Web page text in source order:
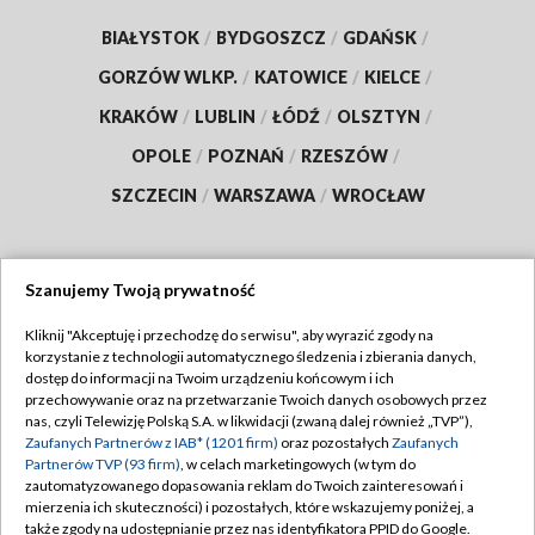
BIAŁYSTOK / BYDGOSZCZ / GDAŃSK /
GORZÓW WLKP. / KATOWICE / KIELCE /
KRAKÓW / LUBLIN / ŁÓDŹ / OLSZTYN /
OPOLE / POZNAŃ / RZESZÓW /
SZCZECIN / WARSZAWA / WROCŁAW
TVP
Abonament TVP
Emisja w TVP
Centrum informacji TVP
Naziemna Telewizja Cyfrowa
Regulamin TVP
Polityka prywatności
Moje zgody
Pomoc
Szanujemy Twoją prywatność
Kliknij "Akceptuję i przechodzę do serwisu", aby wyrazić zgody na
korzystanie z technologii automatycznego śledzenia i zbierania danych,
dostęp do informacji na Twoim urządzeniu końcowym i ich
przechowywanie oraz na przetwarzanie Twoich danych osobowych przez
nas, czyli Telewizję Polską S.A. w likwidacji (zwaną dalej również „TVP”),
Zaufanych Partnerów z IAB* (1201 firm) oraz pozostałych Zaufanych
Partnerów TVP (93 firm), w celach marketingowych (w tym do
zautomatyzowanego dopasowania reklam do Twoich zainteresowań i
mierzenia ich skuteczności) i pozostałych, które wskazujemy poniżej, a
także zgody na udostępnianie przez nas identyfikatora PPID do Google.